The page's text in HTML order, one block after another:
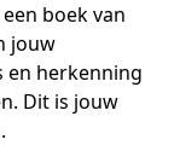
boek van
jouw
en herkenning
Dit is jouw